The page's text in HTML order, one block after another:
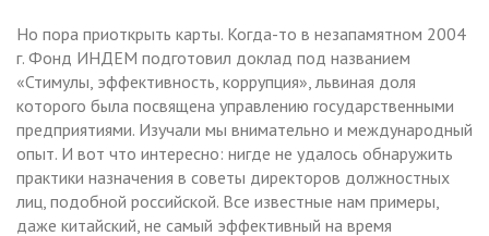
Но пора приоткрыть карты. Когда-то в незапамятном 2004
г. Фонд ИНДЕМ подготовил доклад под названием
«Стимулы, эффективность, коррупция», львиная доля
которого была посвящена управлению государственными
предприятиями. Изучали мы внимательно и международный
опыт. И вот что интересно: нигде не удалось обнаружить
практики назначения в советы директоров должностных
лиц, подобной российской. Все известные нам примеры,
даже китайский, не самый эффективный на время